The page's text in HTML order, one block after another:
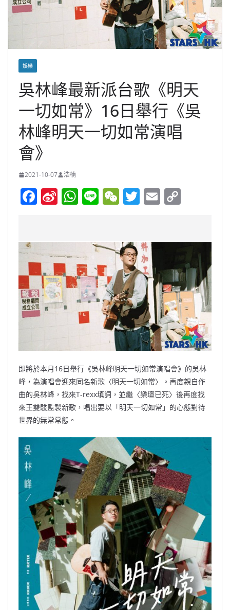
娛樂
吳林峰最新派台歌《明天
一切如常》16日舉行《吳
林峰明天一切如常演唱
會》
2021-10-07 浩楠
F
e
b
o
o
k
Si
W
ei
b
o
W
s
A
p
p
Li W
h
at
T
er
E
l y
Li
n
k
即將於本月16日舉行《吳林峰明天一切如常演唱會》的吳林
峰，為演唱會迎來同名新歌〈明天一切如常〉。再度親自作
曲的吳林峰，找來T-rexx填詞，並繼〈樂壇已死〉後再度找
來王雙駿監製新歌，唱出要以「明天一切如常」的心態對待
世界的無常常態。